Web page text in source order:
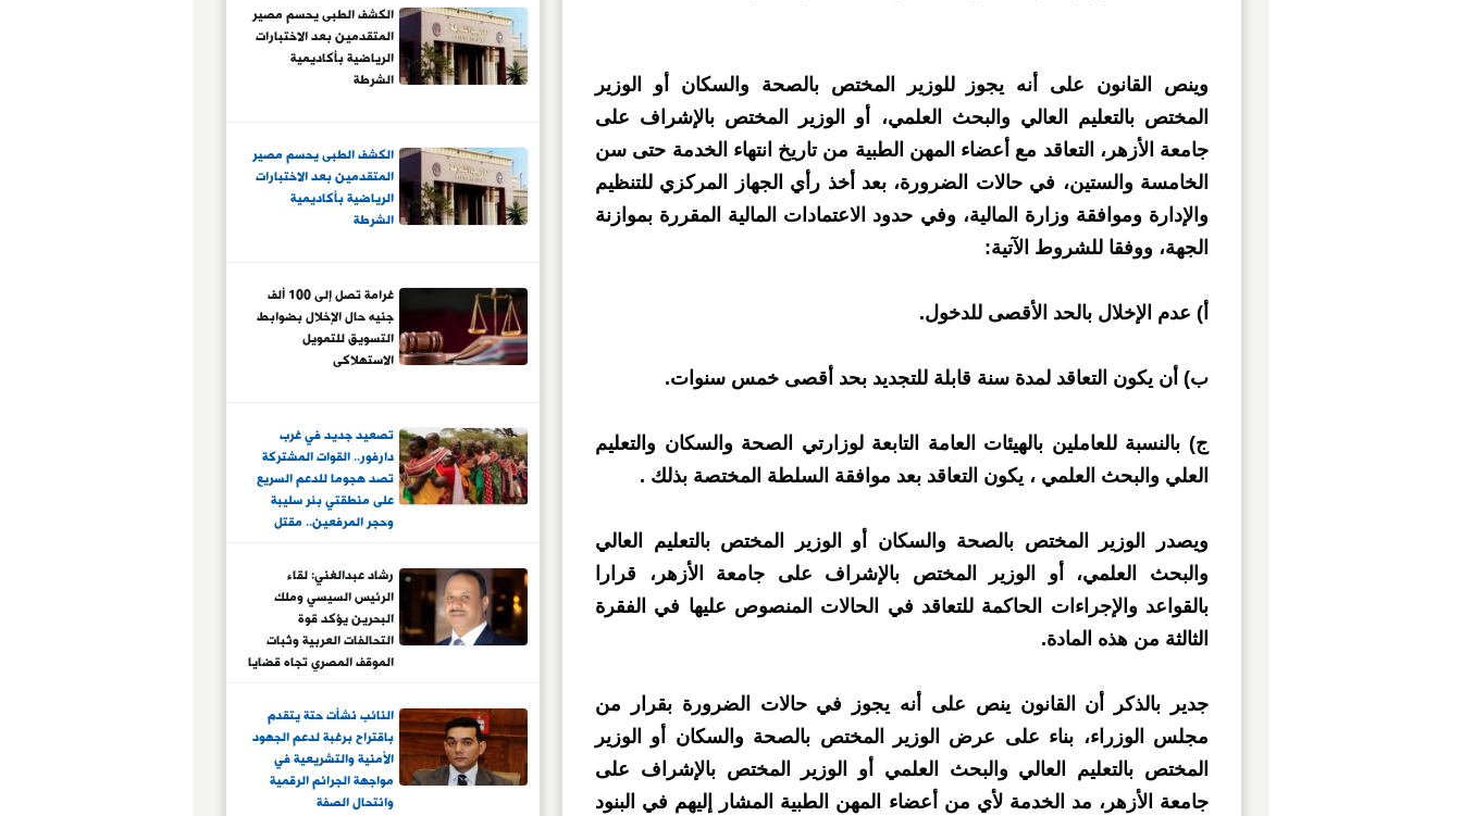
وينص القانون على أنه يجوز للوزير المختص بالصحة والسكان أو الوزير
المختص بالتعليم العالي والبحث العلمي، أو الوزير المختص بالإشراف على
جامعة الأزهر، التعاقد مع أعضاء المهن الطبية من تاريخ انتهاء الخدمة حتى سن
الخامسة والستين، في حالات الضرورة، بعد أخذ رأي الجهاز المركزي للتنظيم
والإدارة وموافقة وزارة المالية، وفي حدود الاعتمادات المالية المقررة بموازنة
الجهة، ووفقا للشروط الآتية:
أ) عدم الإخلال بالحد الأقصى للدخول.
ب) أن يكون التعاقد لمدة سنة قابلة للتجديد بحد أقصى خمس سنوات.
ج) بالنسبة للعاملين بالهيئات العامة التابعة لوزارتي الصحة والسكان والتعليم
العلي والبحث العلمي ، يكون التعاقد بعد موافقة السلطة المختصة بذلك .
ويصدر الوزير المختص بالصحة والسكان أو الوزير المختص بالتعليم العالي
والبحث العلمي، أو الوزير المختص بالإشراف على جامعة الأزهر، قرارا
بالقواعد والإجراءات الحاكمة للتعاقد في الحالات المنصوص عليها في الفقرة
الثالثة من هذه المادة.
جدير بالذكر أن القانون ينص على أنه يجوز في حالات الضرورة بقرار من
مجلس الوزراء، بناء على عرض الوزير المختص بالصحة والسكان أو الوزير
المختص بالتعليم العالي والبحث العلمي أو الوزير المختص بالإشراف على
جامعة الأزهر، مد الخدمة لأي من أعضاء المهن الطبية المشار إليهم في البنود
الكشف الطبى يحسم مصير
المتقدمين بعد الاختبارات
الرياضية بأكاديمية
الشرطة
الكشف الطبى يحسم مصير
المتقدمين بعد الاختبارات
الرياضية بأكاديمية
الشرطة
غرامة تصل إلى 100 ألف
جنيه حال الإخلال بضوابط
التسويق للتمويل
الاستهلاكى
تصعيد جديد في غرب
دارفور.. القوات المشتركة
تصد هجوما للدعم السريع
على منطقتي بئر سليبة
وحجر المرفعين.. مقتل
مواجهات شمالي الجنينة..
أركو مناوي:كبدنا
الميليشيا خسائر ومقتل
مهدى مون الأبرز
رشاد عبدالغني: لقاء
الرئيس السيسي وملك
البحرين يؤكد قوة
التحالفات العربية وثبات
الموقف المصري تجاه قضايا
النائب نشأت حتة يتقدم
باقتراح برغبة لدعم الجهود
الأمنية والتشريعية في
مواجهة الجرائم الرقمية
وانتحال الصفة